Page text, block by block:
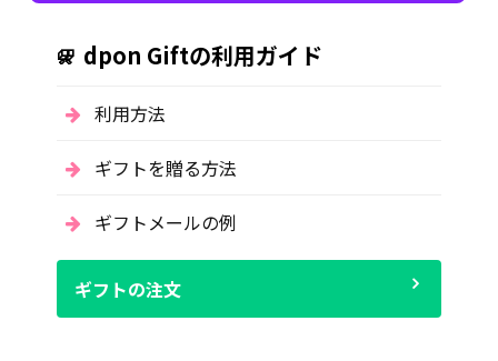
dpon Giftの利用ガイド
利用方法
ギフトを贈る方法
ギフトメールの例
ギフトの注文